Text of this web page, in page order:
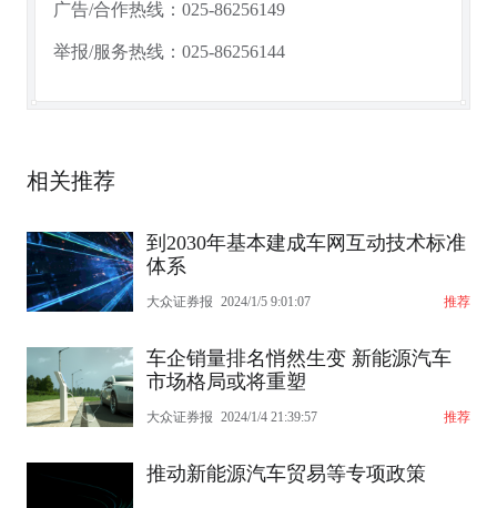
广告/合作热线：025-86256149
举报/服务热线：025-86256144
相关推荐
到2030年基本建成车网互动技术标准
体系
大众证券报 2024/1/5 9:01:07 推荐
车企销量排名悄然生变 新能源汽车
市场格局或将重塑
大众证券报 2024/1/4 21:39:57 推荐
推动新能源汽车贸易等专项政策